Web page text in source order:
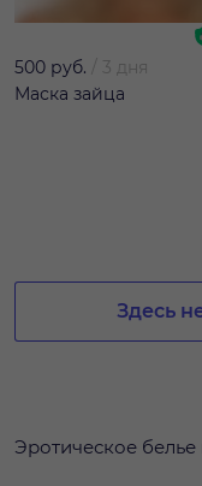
500 руб.
3 дня
Маска зайца
Здесь
Эротическое